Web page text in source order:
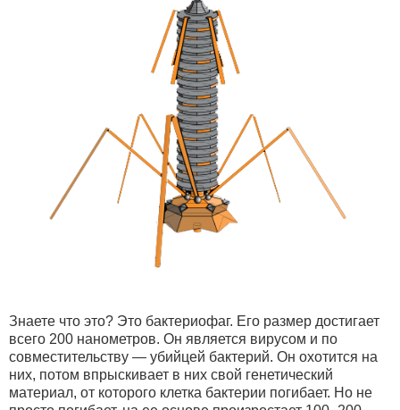
Знаете что это? Это бактериофаг. Его размер достигает
всего 200 нанометров. Он является вирусом и по
совместительству — убийцей бактерий. Он охотится на
них, потом впрыскивает в них свой генетический
материал, от которого клетка бактерии погибает. Но не